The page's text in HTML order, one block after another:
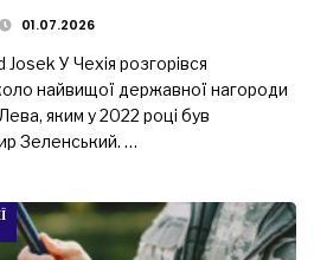
01.07.2026
У Чехія розгорівся
найвищої державної нагороди
яким у 2022 році був
Зеленський. …